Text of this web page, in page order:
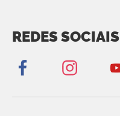
REDES SOCIAIS